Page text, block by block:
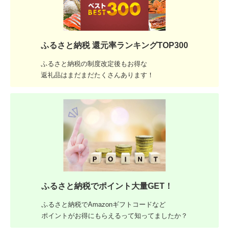
ふるさと納税 還元率ランキングTOP300
ふるさと納税の制度改定後もお得な
返礼品はまだまだたくさんあります！
ふるさと納税でポイント大量GET！
ふるさと納税でAmazonギフトコードなど
ポイントがお得にもらえるって知ってましたか？